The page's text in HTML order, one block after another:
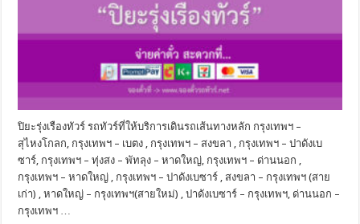
ปิยะรุ่งเรืองทัวร์ รถทัวร์ที่ให้บริการเดินรถเส้นทางหลัก กรุงเทพฯ –
สุไหงโกลก, กรุงเทพฯ – เบตง , กรุงเทพฯ – สงขลา , กรุงเทพฯ – ปาดังเบ
ซาร์, กรุงเทพฯ – ทุ่งสง – พัทลุง – หาดใหญ่, กรุงเทพฯ – ด่านนอก ,
กรุงเทพฯ – หาดใหญ่ , กรุงเทพฯ – ปาดังเบซาร์ , สงขลา – กรุงเทพฯ (สาย
เก่า) , หาดใหญ่ – กรุงเทพฯ(สายใหม่) , ปาดังเบซาร์ – กรุงเทพฯ, ด่านนอก –
กรุงเทพฯ …